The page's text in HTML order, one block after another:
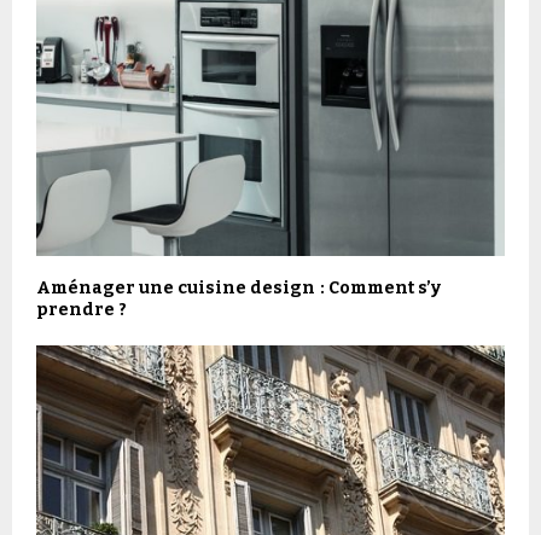
Aménager une cuisine design : Comment s’y
prendre ?